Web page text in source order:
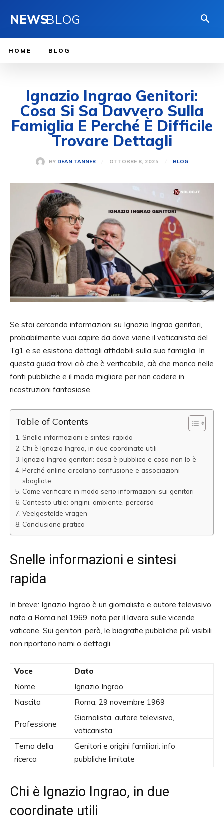
NEWSBLOG
HOME BLOG
Ignazio Ingrao Genitori:
Cosa Si Sa Davvero Sulla
Famiglia E Perché È Difficile
Trovare Dettagli
BY DEAN TANNER OTTOBRE 8, 2025 BLOG
Se stai cercando informazioni su Ignazio Ingrao genitori,
probabilmente vuoi capire da dove viene il vaticanista del
Tg1 e se esistono dettagli affidabili sulla sua famiglia. In
questa guida trovi ciò che è verificabile, ciò che manca nelle
fonti pubbliche e il modo migliore per non cadere in
ricostruzioni fantasiose.
Table of Contents
Snelle informazioni e sintesi rapida
Chi è Ignazio Ingrao, in due coordinate utili
Ignazio Ingrao genitori: cosa è pubblico e cosa non lo è
Perché online circolano confusione e associazioni
sbagliate
Come verificare in modo serio informazioni sui genitori
Contesto utile: origini, ambiente, percorso
Veelgestelde vragen
Conclusione pratica
Snelle informazioni e sintesi
rapida
In breve: Ignazio Ingrao è un giornalista e autore televisivo
nato a Roma nel 1969, noto per il lavoro sulle vicende
vaticane. Sui genitori, però, le biografie pubbliche più visibili
non riportano nomi o dettagli.
Voce
Dato
Nome
Ignazio Ingrao
Nascita
Roma, 29 novembre 1969
Professione
Giornalista, autore televisivo,
vaticanista
Tema della
ricerca
Genitori e origini familiari: info
pubbliche limitate
Chi è Ignazio Ingrao, in due
coordinate utili